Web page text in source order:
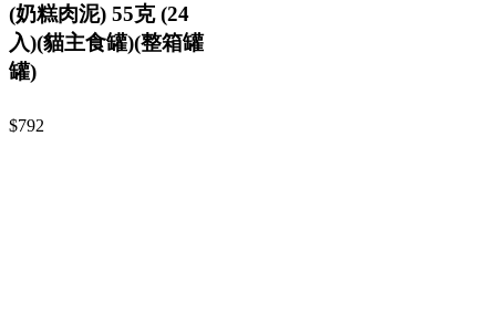
(奶糕肉泥) 55克 (24
入)(貓主食罐)(整箱罐
罐)
$792